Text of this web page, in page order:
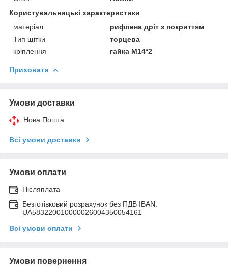
Користувальницькі характеристики
матеріал
рифлена дріт з покриттям
Тип щітки
торцева
кріплення
гайка М14*2
Приховати
Умови доставки
Нова Пошта
Всі умови доставки
Умови оплати
Післяплата
Безготівковий розрахунок без ПДВ IBAN:
UA583220010000026004350054161
Всі умови оплати
Умови повернення